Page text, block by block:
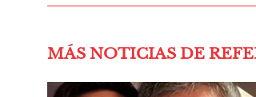
MÁS NOTICIAS DE